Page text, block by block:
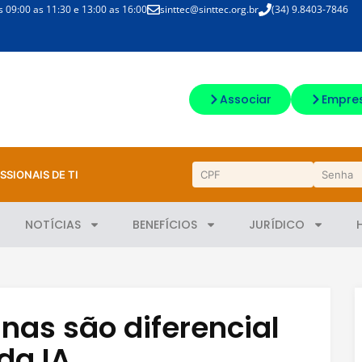
as 11:30 e 13:00 as 16:00 sinttec@sinttec.org.br (34) 9.8403-7846
Associar
DE TI
NOTÍCIAS BENEFÍCIOS JURÍDICO
são diferencial